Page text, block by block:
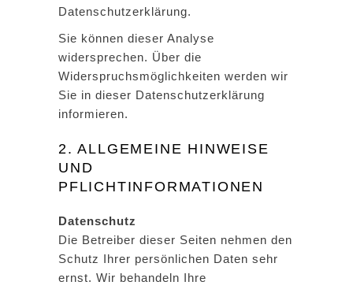
Datenschutzerklärung.
Sie können dieser Analyse
widersprechen. Über die
Widerspruchsmöglichkeiten werden wir
Sie in dieser Datenschutzerklärung
informieren.
2. ALLGEMEINE HINWEISE
UND
PFLICHTINFORMATIONEN
Datenschutz
Die Betreiber dieser Seiten nehmen den
Schutz Ihrer persönlichen Daten sehr
ernst. Wir behandeln Ihre